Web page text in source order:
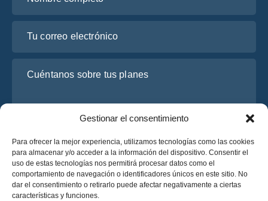
Gestionar el consentimiento
Para ofrecer la mejor experiencia, utilizamos tecnologías como las cookies
para almacenar y/o acceder a la información del dispositivo. Consentir el
uso de estas tecnologías nos permitirá procesar datos como el
comportamiento de navegación o identificadores únicos en este sitio. No
dar el consentimiento o retirarlo puede afectar negativamente a ciertas
características y funciones.
He leído y acepto laPolítica de Privacidadde OsaBus.